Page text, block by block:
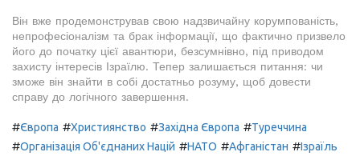
Він вже продемонстрував свою надзвичайну корумпованість,
непрофесіоналізм та брак інформації, що фактично призвело
його до початку цієї авантюри, безсумнівно, під приводом
захисту інтересів Ізраїлю. Тепер залишається питання: чи
зможе він знайти в собі достатньо розуму, щоб довести
справу до логічного завершення.
#Європа #Християнство #Західна Європа #Туреччина
#Організація Об'єднаних Націй #НАТО #Афганістан #Ізраїль